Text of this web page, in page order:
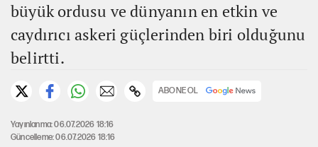
büyük ordusu ve dünyanın en etkin ve
caydırıcı askeri güçlerinden biri olduğunu
belirtti.
ABONE OL
Yayınlanma: 06.07.2026 18:16
Güncelleme: 06.07.2026 18:16